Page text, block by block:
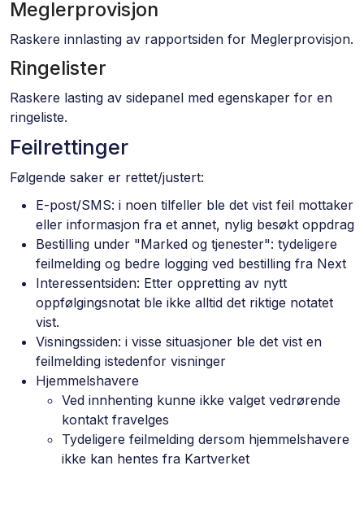
Meglerprovisjon
Raskere innlasting av rapportsiden for Meglerprovisjon.
Ringelister
Raskere lasting av sidepanel med egenskaper for en
ringeliste.
Feilrettinger
Følgende saker er rettet/justert:
E-post/SMS: i noen tilfeller ble det vist feil mottaker
eller informasjon fra et annet, nylig besøkt oppdrag
Bestilling under "Marked og tjenester": tydeligere
feilmelding og bedre logging ved bestilling fra Next
Interessentsiden: Etter oppretting av nytt
oppfølgingsnotat ble ikke alltid det riktige notatet
vist.
Visningssiden: i visse situasjoner ble det vist en
feilmelding istedenfor visninger
Hjemmelshavere
Ved innhenting kunne ikke valget vedrørende
kontakt fravelges
Tydeligere feilmelding dersom hjemmelshavere
ikke kan hentes fra Kartverket